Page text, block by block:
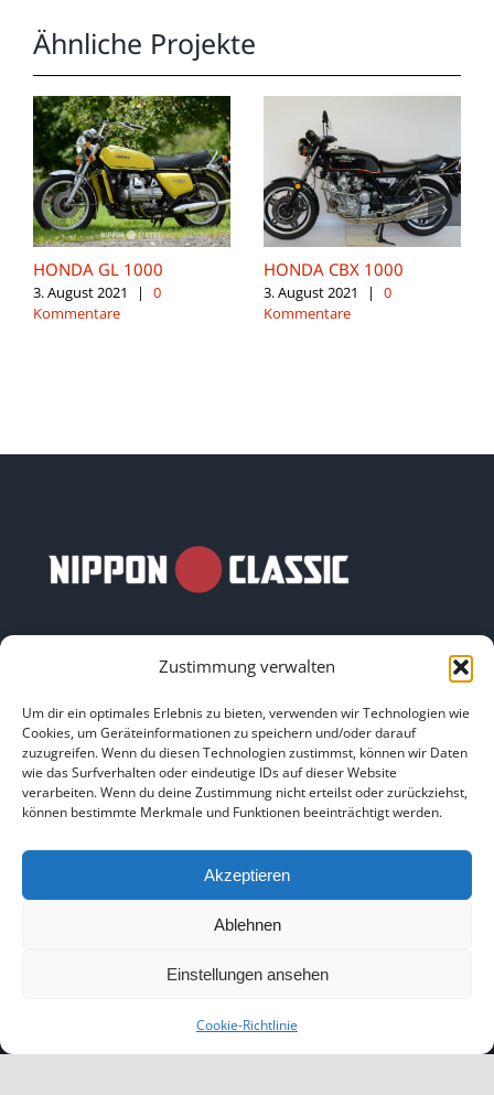
Zustimmung verwalten
Um dir ein optimales Erlebnis zu bieten, verwenden wir Technologien wie
Cookies, um Geräteinformationen zu speichern und/oder darauf
zuzugreifen. Wenn du diesen Technologien zustimmst, können wir Daten
wie das Surfverhalten oder eindeutige IDs auf dieser Website
verarbeiten. Wenn du deine Zustimmung nicht erteilst oder zurückziehst,
können bestimmte Merkmale und Funktionen beeinträchtigt werden.
Akzeptieren
Ablehnen
Einstellungen ansehen
Cookie-Richtlinie
Ähnliche Projekte
HONDA GL 1000
3. August 2021 |
0
Kommentare
HONDA CBX 1000
3. August 2021 |
0
Kommentare
LINKS
HOME|ÜBER UNS|IMPRESSUM|DATENSCHUTZ|
FacebookInstagram